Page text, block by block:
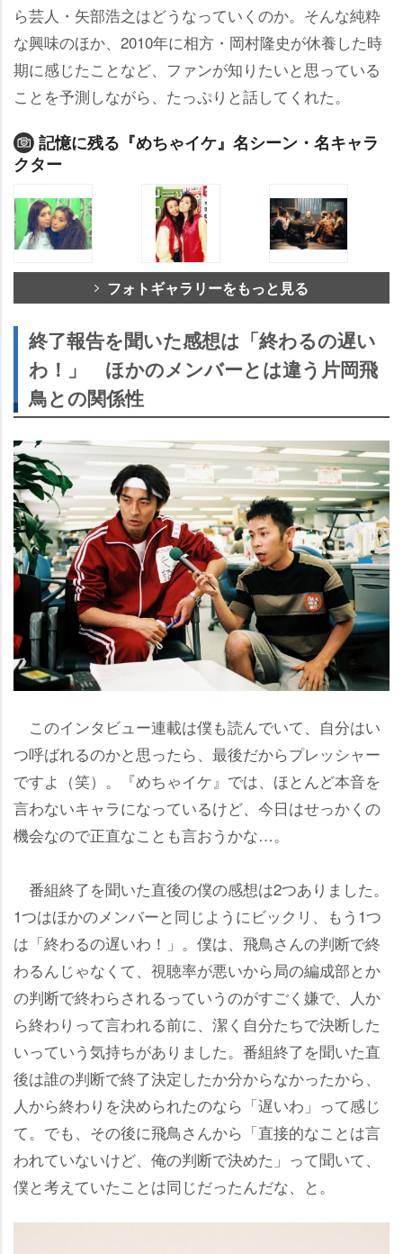
ら芸人・矢部浩之はどうなっていくのか。そんな純粋
な興味のほか、2010年に相方・岡村隆史が休養した時
期に感じたことなど、ファンが知りたいと思っている
ことを予測しながら、たっぷりと話してくれた。
記憶に残る『めちゃイケ』名シーン・名キャラ
クター
フォトギャラリーをもっと見る
終了報告を聞いた感想は「終わるの遅い
わ！」 ほかのメンバーとは違う片岡飛
鳥との関係性
このインタビュー連載は僕も読んでいて、自分はい
つ呼ばれるのかと思ったら、最後だからプレッシャー
ですよ（笑）。『めちゃイケ』では、ほとんど本音を
言わないキャラになっているけど、今日はせっかくの
機会なので正直なことも言おうかな…。
番組終了を聞いた直後の僕の感想は2つありました。
1つはほかのメンバーと同じようにビックリ、もう1つ
は「終わるの遅いわ！」。僕は、飛鳥さんの判断で終
わるんじゃなくて、視聴率が悪いから局の編成部とか
の判断で終わらされるっていうのがすごく嫌で、人か
ら終わりって言われる前に、潔く自分たちで決断した
いっていう気持ちがありました。番組終了を聞いた直
後は誰の判断で終了決定したか分からなかったから、
人から終わりを決められたのなら「遅いわ」って感じ
て。でも、その後に飛鳥さんから「直接的なことは言
われていないけど、俺の判断で決めた」って聞いて、
僕と考えていたことは同じだったんだな、と。